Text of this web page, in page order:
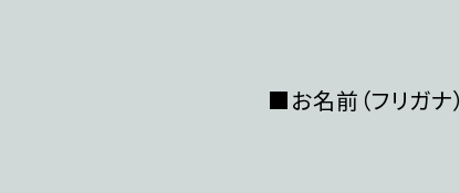
■お名前（フリガナ）